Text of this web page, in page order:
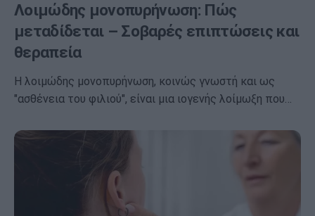
Λοιμώδης μονοπυρήνωση: Πώς
μεταδίδεται – Σοβαρές επιπτώσεις και
θεραπεία
Η λοιμώδης μονοπυρήνωση, κοινώς γνωστή και ως
"ασθένεια του φιλιού", είναι μια ιογενής λοίμωξη που…